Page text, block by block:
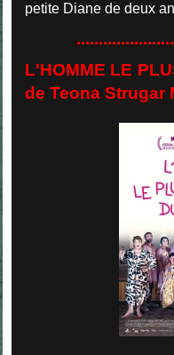
petite Diane de deux
L'HOMME LE
de Teona Strugar